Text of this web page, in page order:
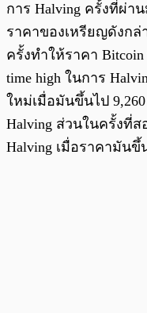
การ Halving ครั้งที่ผ่า
ราคาของเหรียญดังกล่
ครั้งทำให้ราคา
time high ในการ
ใหม่เมื่อมันขึ้นไป
Halving ส่วนในครั้งที่
Halving เมื่อราคามันขึ้